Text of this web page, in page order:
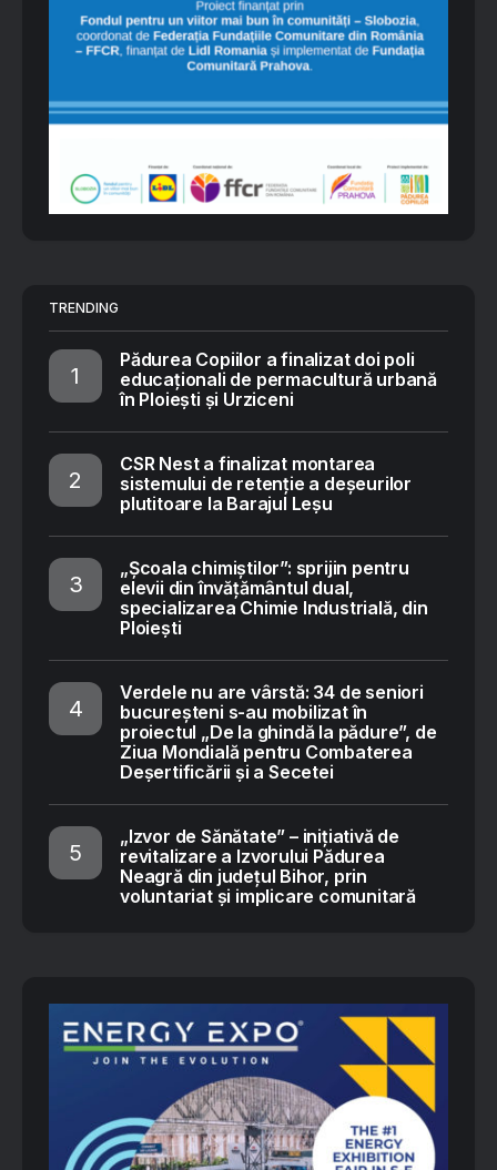
TRENDING
Pădurea Copiilor a finalizat doi poli
educaționali de permacultură urbană
în Ploiești și Urziceni
CSR Nest a finalizat montarea
sistemului de retenție a deșeurilor
plutitoare la Barajul Leșu
„Școala chimiștilor”: sprijin pentru
elevii din învățământul dual,
specializarea Chimie Industrială, din
Ploiești
Verdele nu are vârstă: 34 de seniori
bucureșteni s-au mobilizat în
proiectul „De la ghindă la pădure”, de
Ziua Mondială pentru Combaterea
Deșertificării și a Secetei
„Izvor de Sănătate” – inițiativă de
revitalizare a Izvorului Pădurea
Neagră din județul Bihor, prin
voluntariat și implicare comunitară